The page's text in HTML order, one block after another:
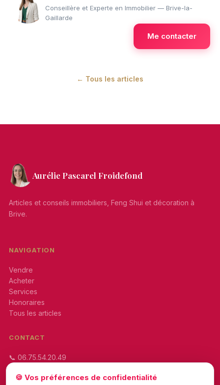
Conseillère et Experte en Immobilier — Brive-la-
Gaillarde
Me contacter
← Tous les articles
Aurélie Pascarel Froidefond
Articles et conseils immobiliers, Feng Shui et décoration à
Brive.
NAVIGATION
Vendre
Acheter
Services
Honoraires
Tous les articles
CONTACT
📞 06.75.54.20.49
🍪 Vos préférences de confidentialité